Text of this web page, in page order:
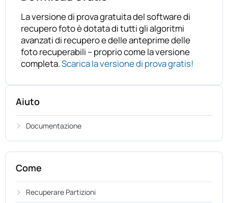
La versione di prova gratuita del software di
recupero foto è dotata di tutti gli algoritmi
avanzati di recupero e delle anteprime delle
foto recuperabili – proprio come la versione
completa.Scarica la versione di prova gratis!
Aiuto
Documentazione
Come
Recuperare Partizioni